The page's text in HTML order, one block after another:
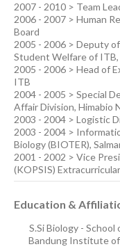
2007 - 2010 > Team
2006 - 2007 > Human
Board
2005 - 2006 > Deputy
Student Welfare of
2005 - 2006 > Head of
ITB
2004 - 2005 > Special
Affair Division, Himabio
2003 - 2004 > Logistic
2003 - 2004 >
Biology (BIOTER),
2001 - 2002 > Vice
(KOPSIS)
Education &
S.Si Biology -
Bandung Institute